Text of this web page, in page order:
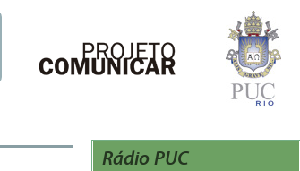
Rádio PUC